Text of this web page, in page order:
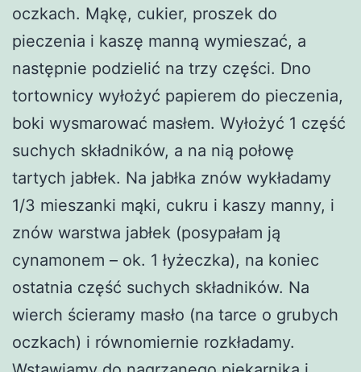
oczkach. Mąkę, cukier, proszek do
pieczenia i kaszę manną wymieszać, a
następnie podzielić na trzy części. Dno
tortownicy wyłożyć papierem do pieczenia,
boki wysmarować masłem. Wyłożyć 1 część
suchych składników, a na nią połowę
tartych jabłek. Na jabłka znów wykładamy
1/3 mieszanki mąki, cukru i kaszy manny, i
znów warstwa jabłek (posypałam ją
cynamonem – ok. 1 łyżeczka), na koniec
ostatnia część suchych składników. Na
wierch ścieramy masło (na tarce o grubych
oczkach) i równomiernie rozkładamy.